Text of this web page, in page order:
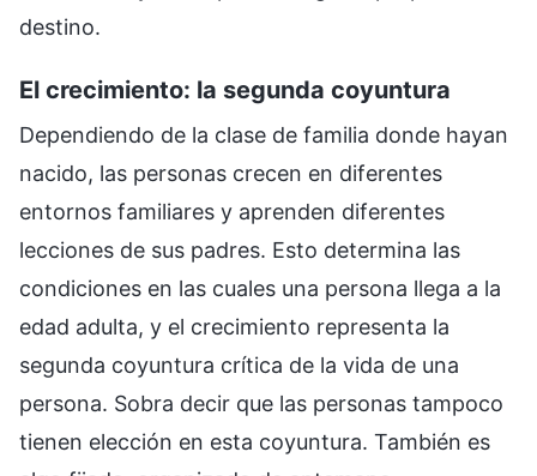
destino.
El crecimiento: la segunda coyuntura
Dependiendo de la clase de familia donde hayan
nacido, las personas crecen en diferentes
entornos familiares y aprenden diferentes
lecciones de sus padres. Esto determina las
condiciones en las cuales una persona llega a la
edad adulta, y el crecimiento representa la
segunda coyuntura crítica de la vida de una
persona. Sobra decir que las personas tampoco
tienen elección en esta coyuntura. También es